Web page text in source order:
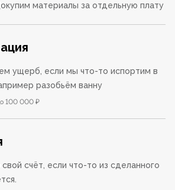
материалы за отдельную плату
ущерб, если мы что-то испортим в
разобьём ванну
100 000 ₽
счёт, если что-то из сделанного